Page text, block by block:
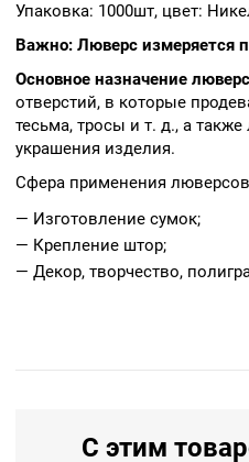
Упаковка: 1000шт, цвет:
Важно: Люверс измеряется
Основное назначение
отверстий, в которые
тесьма, тросы и т. д., а
украшения изделия.
Сфера применения
— Изготовление сумок;
— Крепление штор;
— Декор, творчество,
С этим